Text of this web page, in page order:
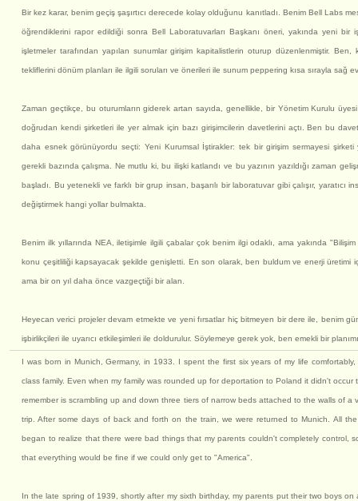
Bir kez karar, benim geçiş şaşırtıcı derecede kolay olduğunu kanıtladı. Benim Bell Labs
öğrendiklerini rapor edildiği sonra Bell Laboratuvarları Başkanı öneri, yakında yeni
işletmeler tarafından yapılan sunumlar girişim kapitalistlerin oturup düzenlenmiştir.
tekliflerini dönüm planları ile ilgili soruları ve önerileri ile sunum peppering kısa sırayla sağ
Zaman geçtikçe, bu oturumların giderek artan sayıda, genellikle, bir Yönetim Kurulu
doğrudan kendi şirketleri ile yer almak için bazı girişimcilerin davetlerini açtı. Ben bu
daha esnek görünüyordu seçti: Yeni Kurumsal İştirakler: tek bir girişim sermayesi şirketi
gerekli bazında çalışma. Ne mutlu ki, bu ilişki katlandı ve bu yazının yazıldığı zaman
başladı. Bu yetenekli ve farklı bir grup insan, başarılı bir laboratuvar gibi çalışır, yaratıcı
değiştirmek hangi yollar bulmakta.
Benim ilk yıllarında NEA, iletişimle ilgili çabalar çok benim ilgi odaklı, ama yakında
konu çeşitliliği kapsayacak şekilde genişletti. En son olarak, ben buldum ve enerji üretimi
ama bir on yıl daha önce vazgeçtiği bir alan.
Heyecan verici projeler devam etmekte ve yeni fırsatlar hiç bitmeyen bir dere ile, benim
işbirlikçileri ile uyarıcı etkileşimleri ile doldurulur. Söylemeye gerek yok, ben emekli bir
I was born in Munich, Germany, in 1933. I spent the first six years of my life
class family. Even when my family was rounded up for deportation to Poland it didn't
remember is scrambling up and down three tiers of narrow beds attached to the walls of
trip. After some days of back and forth on the train, we were returned to Munich. All
began to realize that there were bad things that my parents couldn't completely control,
that everything would be fine if we could only get to "America".
In the late spring of 1939, shortly after my sixth birthday, my parents put their two boys